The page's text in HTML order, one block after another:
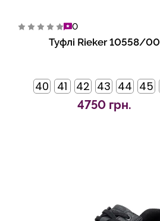
0
Туфлі Rieker 10558/00
40 41 42 43 44 45
4750 грн.